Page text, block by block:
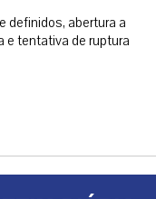
definidos, abertura a
e tentativa de ruptura